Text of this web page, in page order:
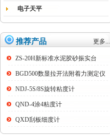
电子天平
推荐产品 更多...
ZS-20H新标准水泥胶砂振实台
BGD500数显拉开法附着力测定仪
NDJ-5S/8S旋转粘度计
QND-4涂4粘度计
QXD刮板细度计